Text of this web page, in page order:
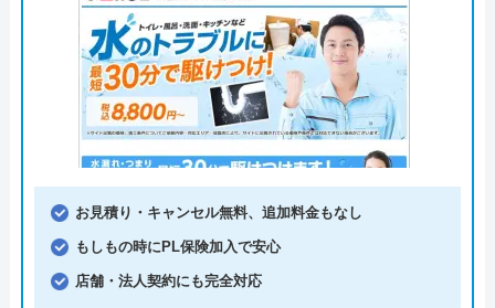
お見積り・キャンセル無料、追加料金もなし
もしもの時にPL保険加入で安心
店舗・法人契約にも完全対応